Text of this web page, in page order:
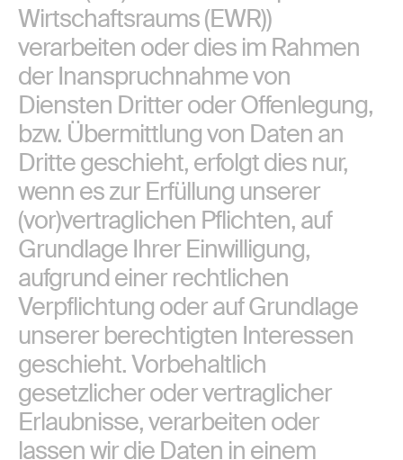
Wirtschaftsraums (EWR))
verarbeiten oder dies im Rahmen
der Inanspruchnahme von
Diensten Dritter oder Offenlegung,
bzw. Übermittlung von Daten an
Dritte geschieht, erfolgt dies nur,
wenn es zur Erfüllung unserer
(vor)vertraglichen Pflichten, auf
Grundlage Ihrer Einwilligung,
aufgrund einer rechtlichen
Verpflichtung oder auf Grundlage
unserer berechtigten Interessen
geschieht. Vorbehaltlich
gesetzlicher oder vertraglicher
Erlaubnisse, verarbeiten oder
lassen wir die Daten in einem